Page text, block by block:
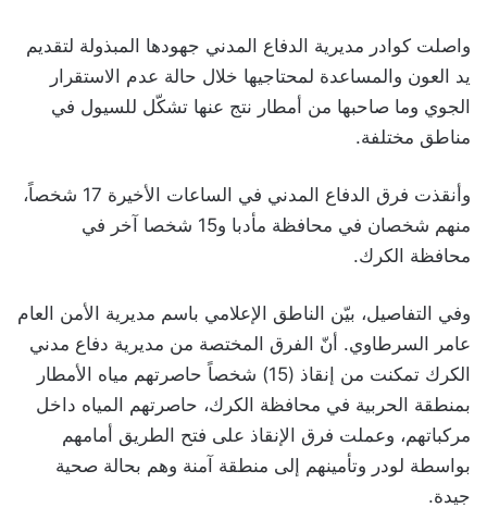
واصلت كوادر مديرية الدفاع المدني جهودها المبذولة لتقديم
يد العون والمساعدة لمحتاجيها خلال حالة عدم الاستقرار
الجوي وما صاحبها من أمطار نتج عنها تشكّل للسيول في
مناطق مختلفة.
وأنقذت فرق الدفاع المدني في الساعات الأخيرة 17 شخصاً،
منهم شخصان في محافظة مأدبا و15 شخصا آخر في
محافظة الكرك.
وفي التفاصيل، بيّن الناطق الإعلامي باسم مديرية الأمن العام
عامر السرطاوي. أنّ الفرق المختصة من مديرية دفاع مدني
الكرك تمكنت من إنقاذ (15) شخصاً حاصرتهم مياه الأمطار
بمنطقة الحربية في محافظة الكرك، حاصرتهم المياه داخل
مركباتهم، وعملت فرق الإنقاذ على فتح الطريق أمامهم
بواسطة لودر وتأمينهم إلى منطقة آمنة وهم بحالة صحية
جيدة.